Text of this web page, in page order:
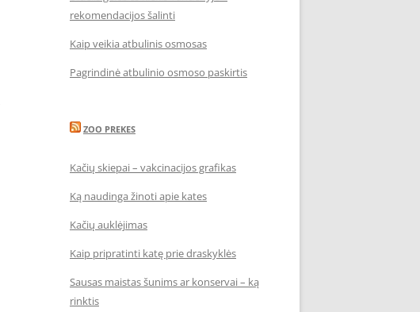
rekomendacijos šalinti
Kaip veikia atbulinis osmosas
Pagrindinė atbulinio osmoso paskirtis
ZOO PREKES
Kačių skiepai – vakcinacijos grafikas
Ką naudinga žinoti apie kates
Kačių auklėjimas
Kaip pripratinti katę prie draskyklės
Sausas maistas šunims ar konservai – ką
rinktis